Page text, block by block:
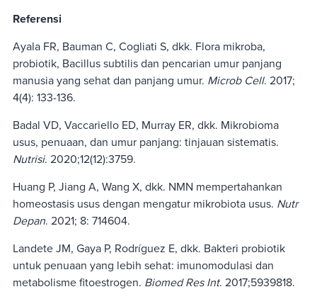
Referensi
Ayala FR, Bauman C, Cogliati S, dkk. Flora mikroba,
probiotik, Bacillus subtilis dan pencarian umur panjang
manusia yang sehat dan panjang umur. Microb Cell. 2017;
4(4): 133-136.
Badal VD, Vaccariello ED, Murray ER, dkk. Mikrobioma
usus, penuaan, dan umur panjang: tinjauan sistematis.
Nutrisi. 2020;12(12):3759.
Huang P, Jiang A, Wang X, dkk. NMN mempertahankan
homeostasis usus dengan mengatur mikrobiota usus. Nutr
Depan. 2021; 8: 714604.
Landete JM, Gaya P, Rodríguez E, dkk. Bakteri probiotik
untuk penuaan yang lebih sehat: imunomodulasi dan
metabolisme fitoestrogen. Biomed Res Int. 2017;5939818.